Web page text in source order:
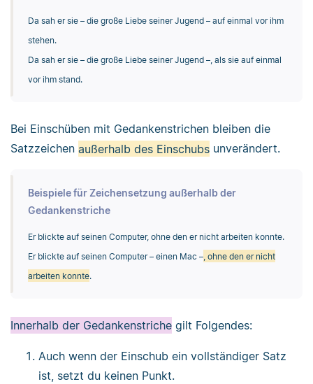
Da sah er sie – die große Liebe seiner Jugend – auf einmal vor ihm
stehen.
Da sah er sie – die große Liebe seiner Jugend –, als sie auf einmal
vor ihm stand.
Bei Einschüben mit Gedankenstrichen bleiben die
Satzzeichen außerhalb des Einschubs unverändert.
Beispiele für Zeichensetzung außerhalb der
Gedankenstriche
Er blickte auf seinen Computer, ohne den er nicht arbeiten konnte.
Er blickte auf seinen Computer – einen Mac –, ohne den er nicht
arbeiten konnte.
Innerhalb der Gedankenstriche gilt Folgendes:
Auch wenn der Einschub ein vollständiger Satz
ist, setzt du keinen Punkt.